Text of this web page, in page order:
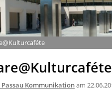
Passau Kommunikationam